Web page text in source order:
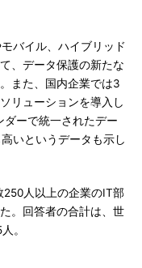
バイル、ハイブリッド
、データ保護の新たな
また、国内企業では3
リューションを導入し
ダーで統一されたデー
いというデータも示し
人以上の企業のIT部
。回答者の合計は、世
。